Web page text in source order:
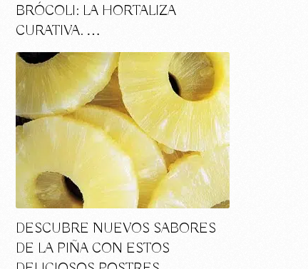
BRÓCOLI: LA HORTALIZA
CURATIVA. …
DESCUBRE NUEVOS SABORES
DE LA PIÑA CON ESTOS